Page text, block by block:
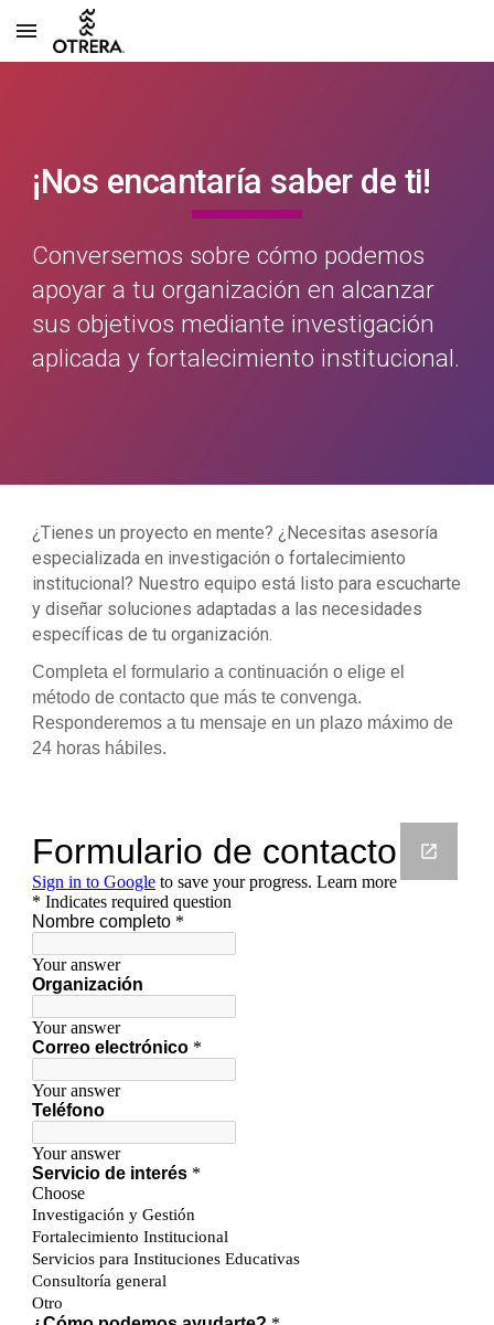
Skip to main content
¡Nos encantaría saber de ti!
Conversemos sobre cómo podemos
apoyar a tu organización en alcanzar
sus objetivos mediante investigación
aplicada y fortalecimiento institucional.
¿Tienes un proyecto en mente? ¿Necesitas asesoría
especializada en investigación o fortalecimiento
institucional? Nuestro equipo está listo para escucharte
y diseñar soluciones adaptadas a las necesidades
específicas de tu organización.
Completa el formulario a continuación o elige el
método de contacto que más te convenga.
Responderemos a tu mensaje en un plazo máximo de
24 horas hábiles.